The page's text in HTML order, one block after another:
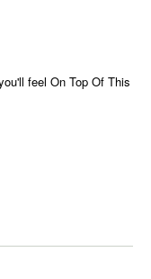
feel On Top Of This